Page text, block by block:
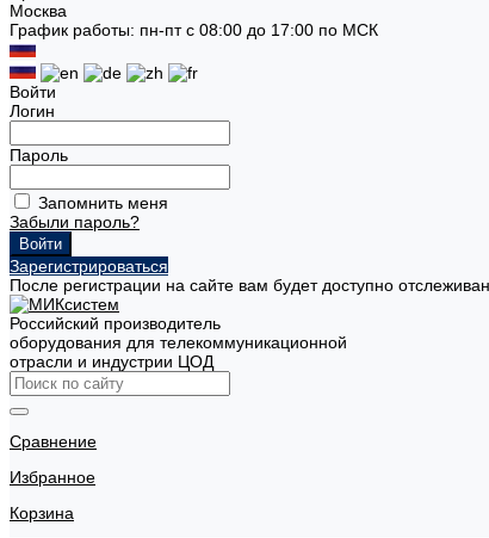
Москва
График работы: пн-пт с 08:00 до 17:00 по МСК
Войти
Логин
Пароль
Запомнить меня
Забыли пароль?
Зарегистрироваться
После регистрации на сайте вам будет доступно
Российский производитель
оборудования для телекоммуникационной
отрасли и индустрии ЦОД
Сравнение
Избранное
Корзина